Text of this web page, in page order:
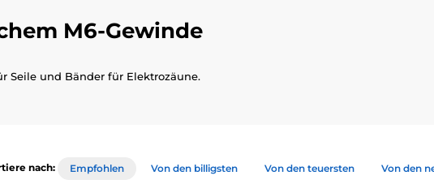
M6-Gewinde
Seile und Bänder für Elektrozäune.
nach: Empfohlen Von den billigsten Von den teuersten Von den